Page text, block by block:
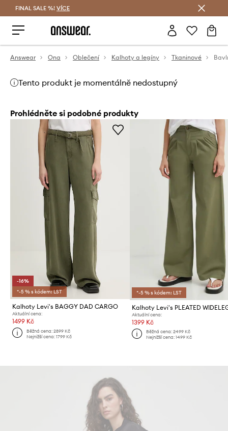
FINAL SALE %! VÍCE
Answear Ona Oblečení Kalhoty a legíny Tkaninové
Tento produkt je momentálně nedostupný
Prohlédněte si podobné produkty
-16%
*-5 % s kódem: LST
Kalhoty Levi's BAGGY DAD CARGO
Aktuální cena:
1499 Kč
Běžná cena:2899 Kč
Nejnižší cena:1799 Kč
*-5 % s kódem: LST
Kalhoty Levi's PLEATED
Aktuální cena:
1399 Kč
Běžná cena: 2499 Kč
Nejnižší cena: 1499 Kč